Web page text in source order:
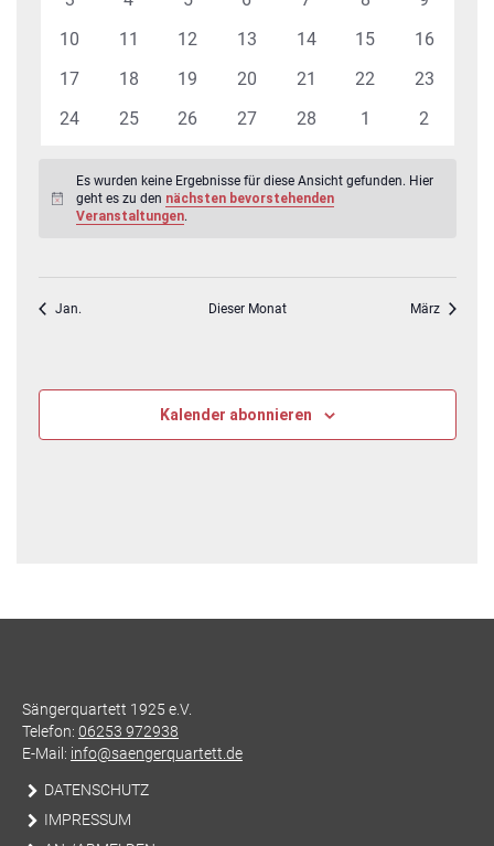
0
10
0
11
0
12
0
13
0
14
0
15
0
16
0
17
0
18
0
19
0
20
0
21
0
22
0
23
0
24
0
25
0
26
0
27
0
28
0
1
0
2
Hinweis
Es wurden keine Ergebnisse für diese Ansicht gefunden. Hier
geht es zu den nächsten bevorstehenden
Veranstaltungen.
Jan. Dieser Monat März
Kalender abonnieren
Sängerquartett 1925 e.V.
Telefon: 06253 972938
E-Mail: info@saengerquartett.de
DATENSCHUTZ
IMPRESSUM